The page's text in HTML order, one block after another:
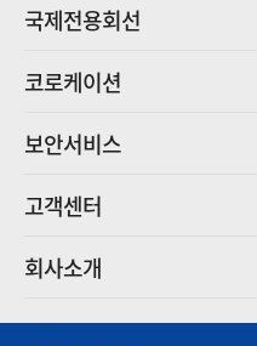
국제전용회선
코로케이션
보안서비스
고객센터
회사소개